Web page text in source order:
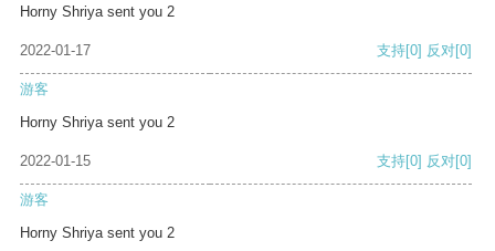
Horny Shriya sent you 2
2022-01-17 支持[0] 反对[0]
游客
Horny Shriya sent you 2
2022-01-15 支持[0] 反对[0]
游客
Horny Shriya sent you 2